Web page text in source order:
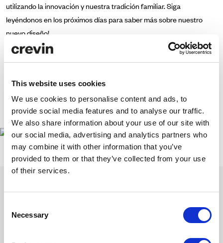
This website uses cookies
We use cookies to personalise content and ads, to
provide social media features and to analyse our traffic.
We also share information about your use of our site with
our social media, advertising and analytics partners who
may combine it with other information that you’ve
provided to them or that they’ve collected from your use
of their services.
Selection
Necessary
utilizando la innovación y nuestra tradición familiar. Siga
leyéndonos en los próximos días para saber más sobre nuestro
nuevo diseño!
Dirección creativa:Clase
Inspírate con nuestra newsletter